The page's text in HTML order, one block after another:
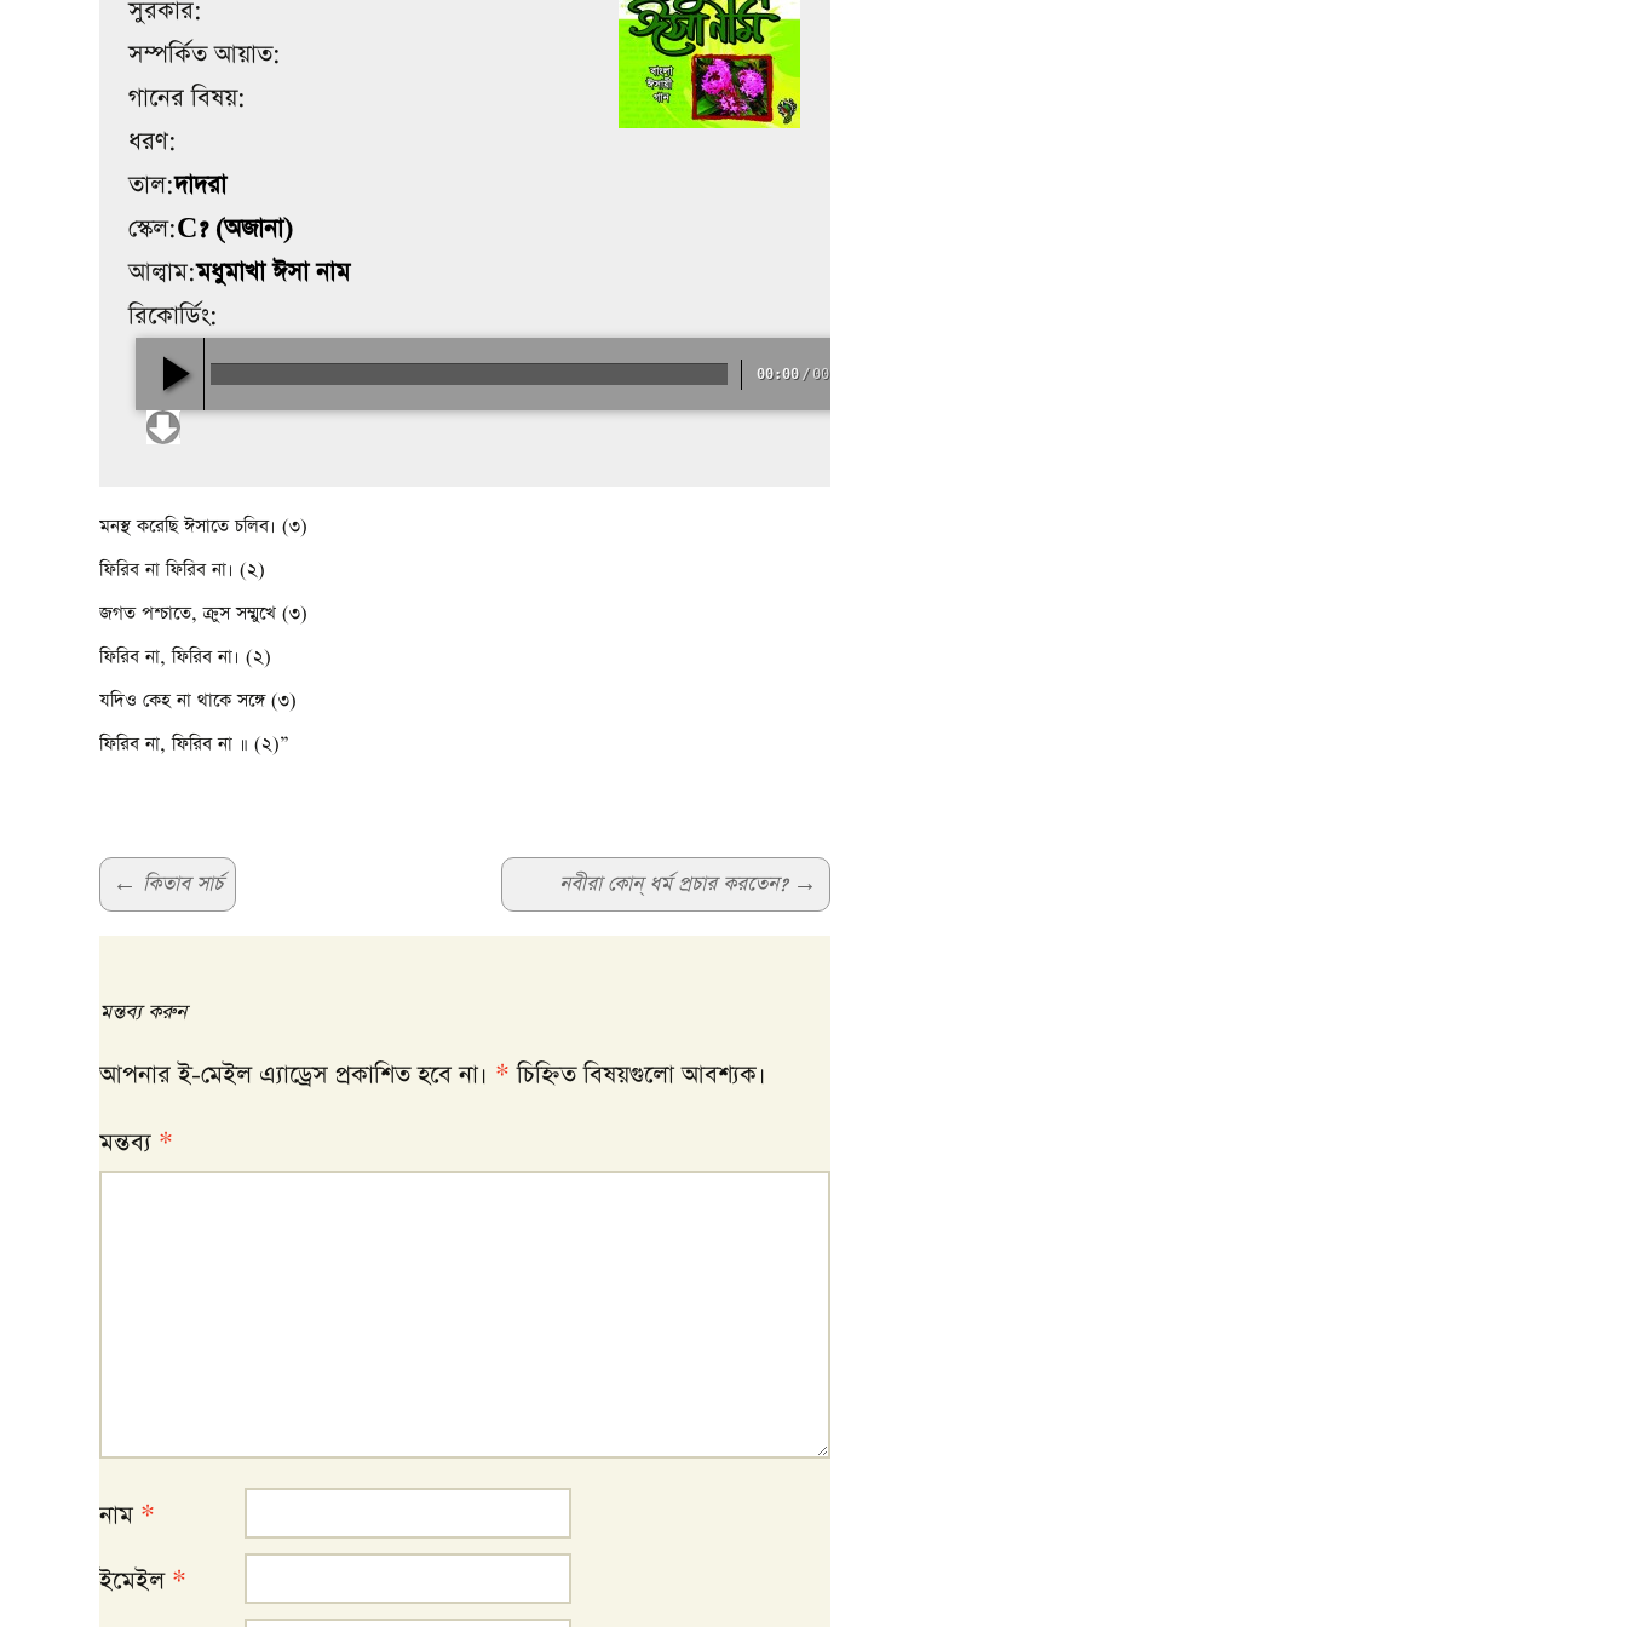
সুরকার:
সম্পর্কিত আয়াত:
গানের বিষয়:
ধরণ:
তাল:দাদরা
স্কেল:C? (অজানা)
আল্বাম:মধুমাখা ঈসা নাম
রিকোর্ডিং:
00:00 / 00:00
মনস্থ করেছি ঈসাতে চলিব। (৩)
ফিরিব না ফিরিব না। (২)
জগত পশ্চাতে, ক্রুস সম্মুখে (৩)
ফিরিব না, ফিরিব না। (২)
যদিও কেহ না থাকে সঙ্গে (৩)
ফিরিব না, ফিরিব না ॥ (২)”
Post
navigation
← কিতাব সার্চ নবীরা কোন্‌ ধর্ম প্রচার করতেন? →
মন্তব্য করুন
আপনার ই-মেইল এ্যাড্রেস প্রকাশিত হবে না। * চিহ্নিত বিষয়গুলো আবশ্যক।
মন্তব্য *
নাম *
ইমেইল *